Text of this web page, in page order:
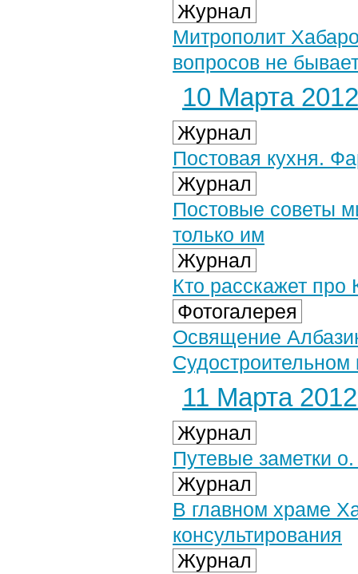
Журнал
Митрополит
вопросов не
10 Марта 2012
Журнал
Постовая кухня.
Журнал
Постовые советы
только им
Журнал
Кто расскажет
Фотогалерея
Освящение
Судостроительном
11 Марта 2012
Журнал
Путевые заметки
Журнал
В главном храме
консультирования
Журнал